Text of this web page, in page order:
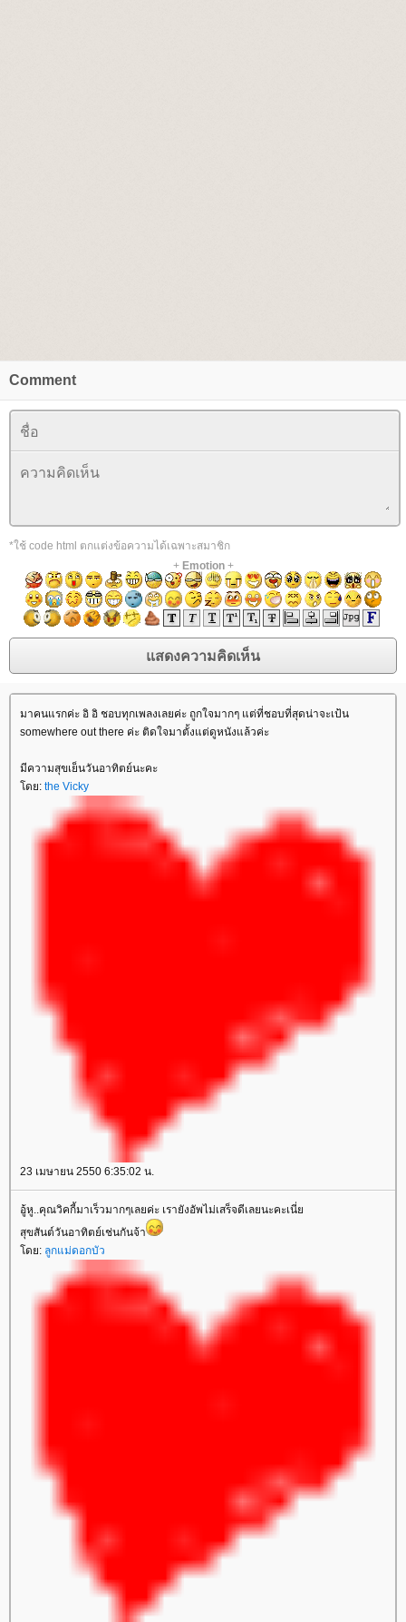
Comment
*ใช้ code html ตกแต่งข้อความได้เฉพาะสมาชิก
+ Emotion+
มาคนแรกค่ะ อิ อิ ชอบทุกเพลงเลยค่ะ ถูกใจมากๆ แต่ที่ชอบที่สุดน่าจะเป้น
somewhere out there ค่ะ ติดใจมาตั้งแต่ดูหนังแล้วค่ะ
มีความสุขเย็นวันอาทิตย์นะคะ
ดย: the Vicky
23 เมษายน 2550 6:35:02 น.
อู้หู..คุณวิคกี้มาเร็วมากๆเลยค่ะ เรายังอัพไม่เสร็จดีเลยนะคะเนี่
สุขสันต์วันอาทิตย์เช่นกันจ้า
ดย: ลูกแม่ดอกบัว